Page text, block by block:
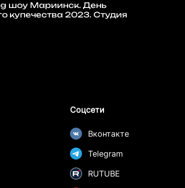
шоу Мариинск. День
купечества 2023. Студия
Соцсети
Вконтакте
Telegram
RUTUBE